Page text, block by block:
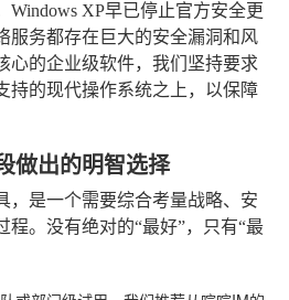
Windows XP早已停止官方安全更
服务都存在巨大的安全漏洞和风
心的企业级软件，我们坚持要求
持的现代操作系统之上，以保障
做出的明智选择
，是一个需要综合考量战略、安
程。没有绝对的“最好”，只有“最